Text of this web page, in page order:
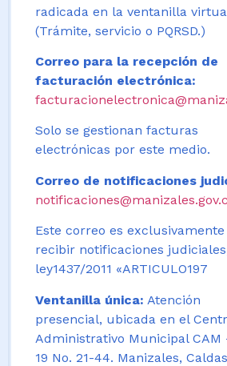
radicada en la ventanilla
(Trámite, servicio o PQRSD.)
Correo para la recepción de
facturación electrónica:
Solo se gestionan facturas
electrónicas por este medio.
Correo de notificaciones
Este correo es
recibir notificaciones
ley1437/2011 «ARTICULO197
Ventanilla única: Atención
presencial, ubicada en el
Administrativo Municipal CAM
19 No. 21-44. Manizales,